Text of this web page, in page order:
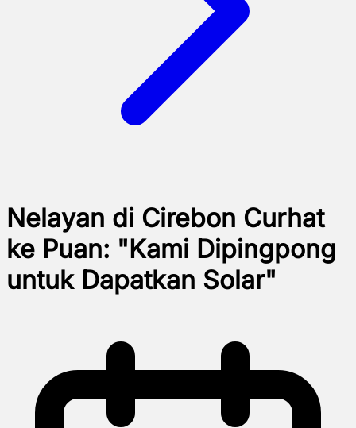
Nelayan di Cirebon Curhat
ke Puan: "Kami Dipingpong
untuk Dapatkan Solar"